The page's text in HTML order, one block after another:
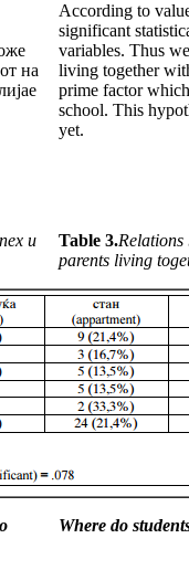
на
According to
significant
variables. Thus
living together
prime factor
school. This
yet.
и
Table 3.Relations
parents living
Where do